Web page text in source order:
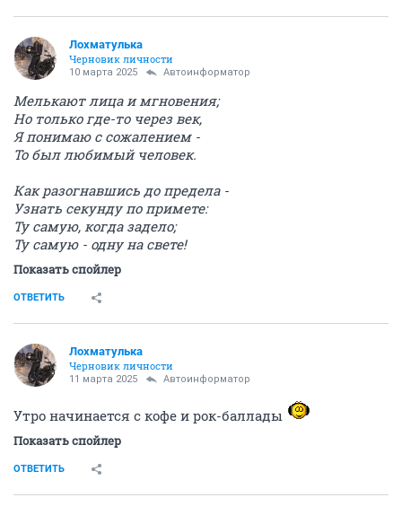
Лохматулька
Черновик личности
10 марта 2025 Автоинформатор
Мелькают лица и мгновения;
Но только где-то через век,
Я понимаю с сожалением -
То был любимый человек.
Как разогнавшись до предела -
Узнать секунду по примете:
Ту самую, когда задело;
Ту самую - одну на свете!
Показать спойлер
ОТВЕТИТЬ
Лохматулька
Черновик личности
11 марта 2025 Автоинформатор
Утро начинается с кофе и рок-баллады
Показать спойлер
ОТВЕТИТЬ